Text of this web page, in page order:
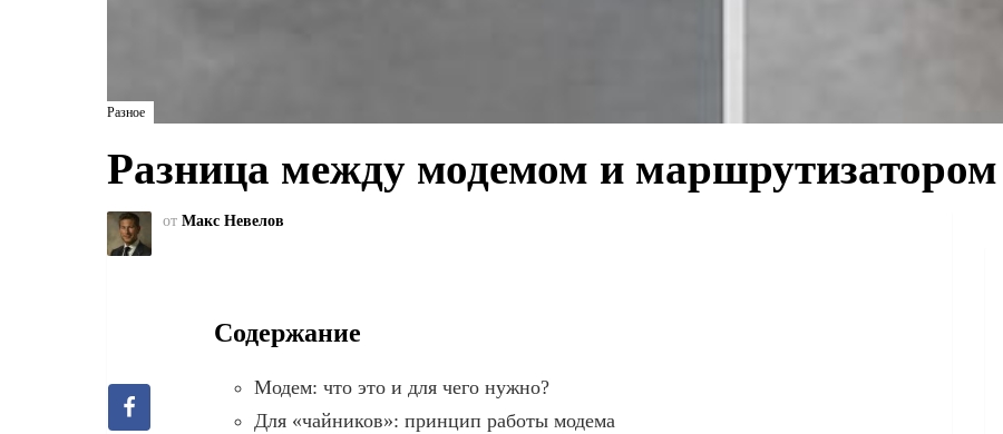
Разное
Разница между модемом и маршрутизатором
от Макс Невелов
Содержание
Модем: что это и для чего нужно?
Для «чайников»: принцип работы модема